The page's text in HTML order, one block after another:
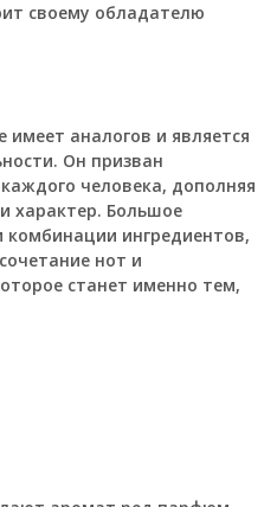
своему обладателю
аналогов и является
Он призван
человека, дополняя
характер. Большое
ингредиентов,
нот и
станет именно тем,